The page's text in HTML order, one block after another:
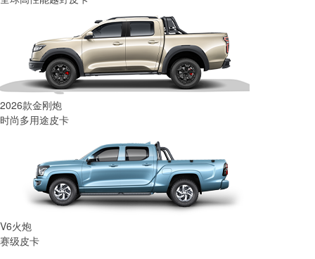
2026款金刚炮
时尚多用途皮卡
V6火炮
赛级皮卡